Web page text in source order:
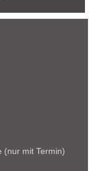
(nur mit Termin)